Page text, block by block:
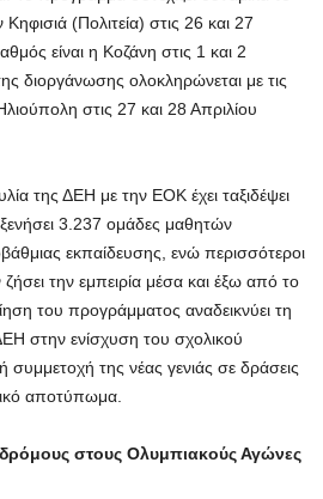
(Πολιτεία) στις 26 και 27
είναι η Κοζάνη στις 1 και 2
διοργάνωσης ολοκληρώνεται με τις
στις 27 και 28 Απριλίου
της ΔΕΗ με την ΕΟΚ έχει ταξιδέψει
3.237 ομάδες μαθητών
εκπαίδευσης, ενώ περισσότεροι
την εμπειρία μέσα και έξω από το
του προγράμματος αναδεικνύει τη
στην ενίσχυση του σχολικού
συμμετοχή της νέας γενιάς σε δράσεις
αποτύπωμα.
στους Ολυμπιακούς Αγώνες